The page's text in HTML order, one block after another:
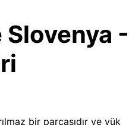
bir parçasıdır ve yük